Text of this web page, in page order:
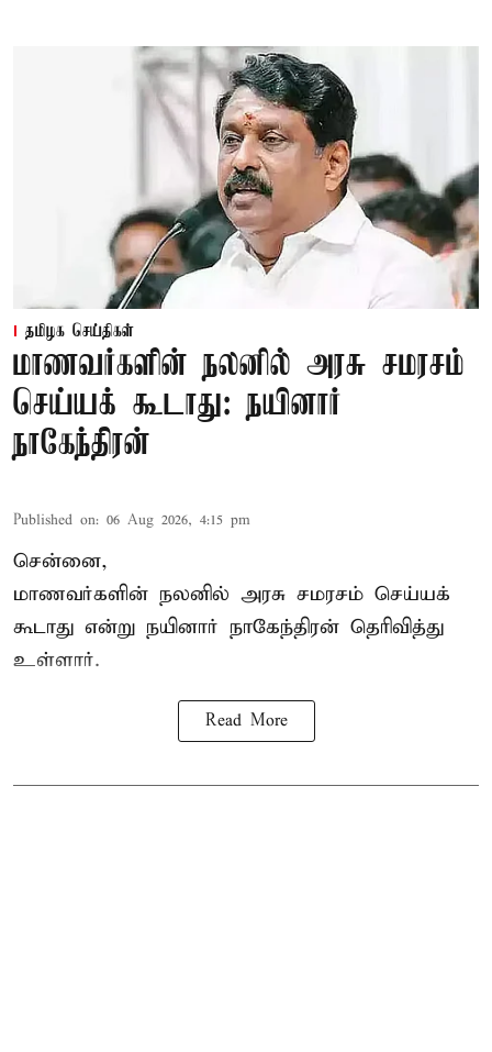
தமிழக செய்திகள்
மாணவர்களின் நலனில் அரசு சமரசம்
செய்யக் கூடாது: நயினார்
நாகேந்திரன்
Published on: 06 Aug 2026, 4:15 pm
சென்னை,
மாணவர்களின் நலனில் அரசு சமரசம் செய்யக்
கூடாது என்று நயினார் நாகேந்திரன் தெரிவித்து
உள்ளார்.
Read More